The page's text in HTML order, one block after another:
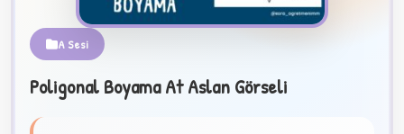
✧
A Sesi
Poligonal Boyama At Aslan Görseli